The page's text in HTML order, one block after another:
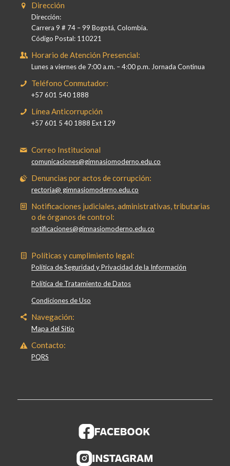
Dirección
Dirección:
Carrera 9 # 74 – 99 Bogotá, Colombia.
Código Postal: 110221
Horario de Atención Presencial:
Lunes a viernes de 7:00 a.m. – 4:00 p.m. Jornada Continua
Teléfono Conmutador:
+57 601 540 1888
Línea Anticorrupción
+57 601 5 40 1888 Ext 129
Correo Institucional
comunicaciones@gimnasiomoderno.edu.co
Denuncias por actos de corrupción:
rectoria@ gimnasiomoderno.edu.co
Notificaciones judiciales, administrativas, tributarias
o de órganos de control:
notificaciones@gimnasiomoderno.edu.co
Políticas y cumplimiento legal:
Política de Seguridad y Privacidad de la Información
Política de Tratamiento de Datos
Condiciones de Uso
Navegación:
Mapa del Sitio
Contacto:
PQRS